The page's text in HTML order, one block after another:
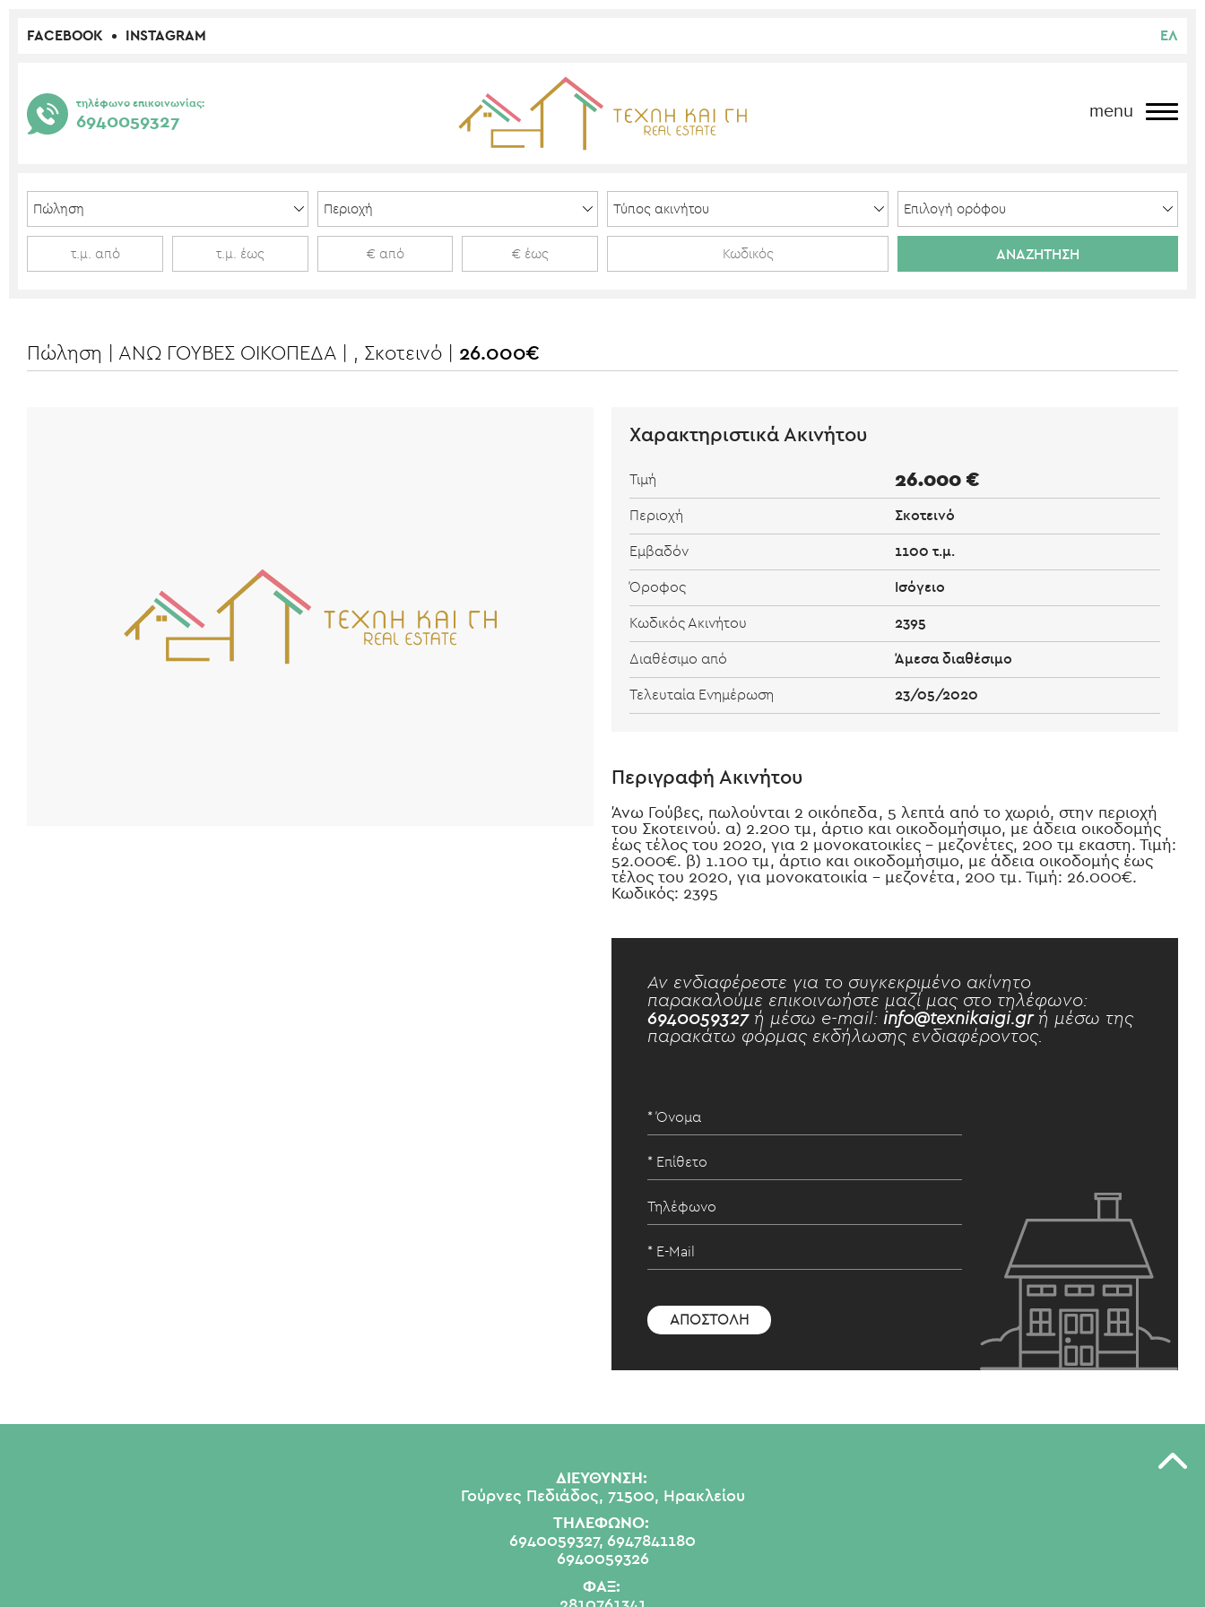
FACEBOOK INSTAGRAM ΕΛ
τηλέφωνο επικοινωνίας:
6940059327 menu
Πώληση | ΑΝΩ ΓΟΥΒΕΣ ΟΙΚΟΠΕΔΑ | , Σκοτεινό | 26.000€
Χαρακτηριστικά Ακινήτου
Τιμή 26.000 €
Περιοχή Σκοτεινό
Εμβαδόν 1100 τ.μ.
Όροφος Ισόγειο
Κωδικός Ακινήτου 2395
Διαθέσιμο από Άμεσα διαθέσιμο
Τελευταία Ενημέρωση 23/05/2020
Περιγραφή Ακινήτου
Άνω Γούβες, πωλούνται 2 οικόπεδα, 5 λεπτά από το χωριό, στην περιοχή
του Σκοτεινού. α) 2.200 τμ, άρτιο και οικοδομήσιμο, με άδεια οικοδομής
έως τέλος του 2020, για 2 μονοκατοικίες – μεζονέτες, 200 τμ εκαστη. Τιμή:
52.000€. β) 1.100 τμ, άρτιο και οικοδομήσιμο, με άδεια οικοδομής έως
τέλος του 2020, για μονοκατοικία – μεζονέτα, 200 τμ. Τιμή: 26.000€.
Κωδικός: 2395
Αν ενδιαφέρεστε για το συγκεκριμένο ακίνητο
παρακαλούμε επικοινωήστε μαζί μας στο τηλέφωνο:
6940059327ή μέσω e-mail: info@texnikaigi.grή μέσω της
παρακάτω φόρμας εκδήλωσης ενδιαφέροντος.
ΔΙΕΥΘΥΝΣΗ:
Γούρνες Πεδιάδος, 71500, Ηρακλείου
ΤΗΛΕΦΩΝΟ:
6940059327, 6947841180
6940059326
ΦΑΞ: